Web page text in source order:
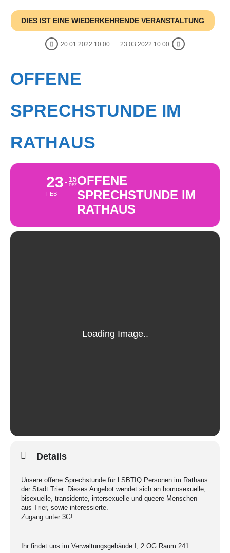
DIES IST EINE WIEDERKEHRENDE VERANSTALTUNG
20.01.2022 10:00 23.03.2022 10:00
OFFENE
SPRECHSTUNDE IM
RATHAUS
23
FEB
15
DEZOFFENE
SPRECHSTUNDE IM
RATHAUS
Details
Unsere offene Sprechstunde für LSBTIQ Personen im Rathaus
der Stadt Trier. Dieses Angebot wendet sich an homosexuelle,
bisexuelle, transidente, intersexuelle und queere Menschen
aus Trier, sowie interessierte.
Zugang unter 3G!
Ihr findet uns im Verwaltungsgebäude I, 2.OG Raum 241